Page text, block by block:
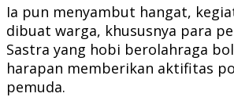
Ia pun menyambut hangat,
dibuat warga, khususnya para
Sastra yang hobi berolahraga
harapan memberikan aktifitas
pemuda.